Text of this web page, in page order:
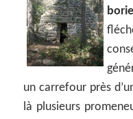
un carrefour près
là plusieurs